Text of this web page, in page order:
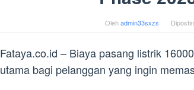
Olehadmin33sxzs
Fataya.co.id – Biaya pasang listrik
utama bagi pelanggan yang ingin